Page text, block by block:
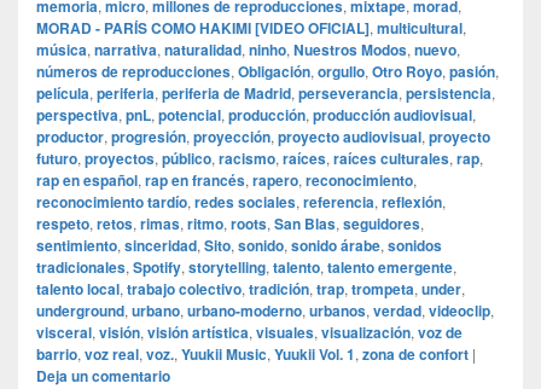
memoria, micro, millones de reproducciones, mixtape, morad,
MORAD - PARÍS COMO HAKIMI [VIDEO OFICIAL], multicultural,
música, narrativa, naturalidad, ninho, Nuestros Modos, nuevo,
números de reproducciones, Obligación, orgullo, Otro Royo, pasión,
película, periferia, periferia de Madrid, perseverancia, persistencia,
perspectiva, pnL, potencial, producción, producción audiovisual,
productor, progresión, proyección, proyecto audiovisual, proyecto
futuro, proyectos, público, racismo, raíces, raíces culturales, rap,
rap en español, rap en francés, rapero, reconocimiento,
reconocimiento tardío, redes sociales, referencia, reflexión,
respeto, retos, rimas, ritmo, roots, San Blas, seguidores,
sentimiento, sinceridad, Sito, sonido, sonido árabe, sonidos
tradicionales, Spotify, storytelling, talento, talento emergente,
talento local, trabajo colectivo, tradición, trap, trompeta, under,
underground, urbano, urbano-moderno, urbanos, verdad, videoclip,
visceral, visión, visión artística, visuales, visualización, voz de
barrio, voz real, voz., Yuukii Music, Yuukii Vol. 1, zona de confort |
Deja un comentario